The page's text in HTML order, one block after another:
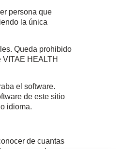
persona que
la única
Queda prohibido
HEALTH
el software.
de este sitio
idioma.
de cuantas